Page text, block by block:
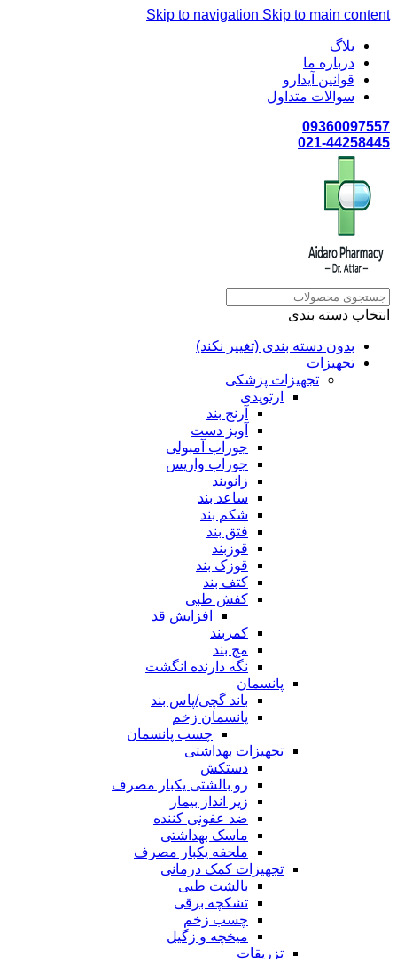
Skip to navigation Skip to main content
بلاگ
درباره ما
قوانین آیدارو
سوالات متداول
09360097557
021-44258445
انتخاب دسته بندی
بدون دسته بندی (تغییر نکند)
تجهیزات
تجهیزات پزشکی
ارتوپدی
آرنج بند
آویز دست
جوراب آمبولی
جوراب واریس
زانوبند
ساعد بند
شکم بند
فتق بند
قوزبند
قوزک بند
کتف بند
کفش طبی
افزایش قد
کمربند
مچ بند
نگه دارنده انگشت
پانسمان
باند گچی/پاس بند
پانسمان زخم
چسب پانسمان
تجهیزات بهداشتی
دستکش
رو بالشتی یکبار مصرف
زیر انداز بیمار
ضد عفونی کننده
ماسک بهداشتی
ملحفه یکبار مصرف
تجهیزات کمک درمانی
بالشت طبی
تشکچه برقی
چسب زخم
میخچه و زگیل
تزریقات